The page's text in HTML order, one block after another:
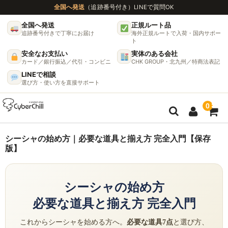
全国へ発送 （追跡番号付き） LINEで質問OK
全国へ発送
追跡番号付きで丁寧にお届け
正規ルート品
海外正規ルートで入荷・国内サポー
ト
安全なお支払い
カード／銀行振込／代引・コンビニ
実体のある会社
CHK GROUP・北九州／特商法表記
LINEで相談
選び方・使い方を直接サポート
0
ガイド
グラインダー完全ガイド
挽き方で味が変わる理由
シーシャの始め方｜必要な道具と揃え方 完全入門【保存
版】
シーシャの始め方
必要な道具と揃え方 完全入門
これからシーシャを始める方へ。 必要な道具7点と選び方、